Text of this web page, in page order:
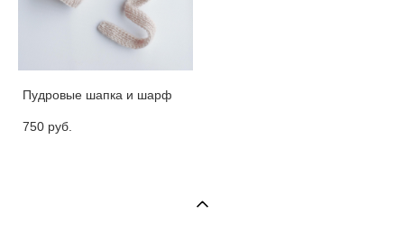
Пудровые шапка и шарф
750 pуб.